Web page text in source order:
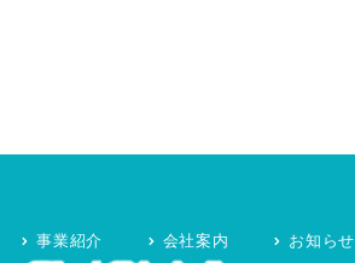
事業紹介 会社案内 お知らせ